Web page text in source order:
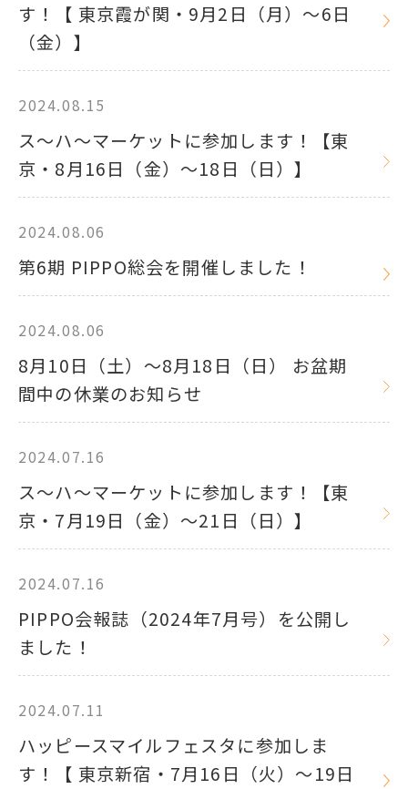
す！【 東京霞が関・9月2日（月）～6日
（金）】
2024.08.15
ス～ハ～マーケットに参加します！【東
京・8月16日（金）～18日（日）】
2024.08.06
第6期 PIPPO総会を開催しました！
2024.08.06
8月10日（土）～8月18日（日） お盆期
間中の休業のお知らせ
2024.07.16
ス～ハ～マーケットに参加します！【東
京・7月19日（金）～21日（日）】
2024.07.16
PIPPO会報誌（2024年7月号）を公開し
ました！
2024.07.11
ハッピースマイルフェスタに参加しま
す！【 東京新宿・7月16日（火）～19日